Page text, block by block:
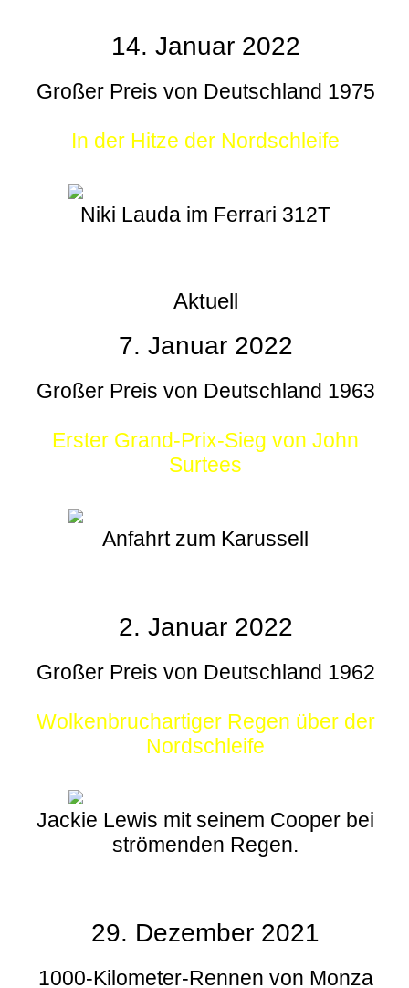
14. Januar 2022
Großer Preis von Deutschland 1975
In der Hitze der Nordschleife
Niki Lauda im Ferrari 312T
Aktuell
7. Januar 2022
Großer Preis von Deutschland 1963
Erster Grand-Prix-Sieg von John
Surtees
Anfahrt zum Karussell
2. Januar 2022
Großer Preis von Deutschland 1962
Wolkenbruchartiger Regen über der
Nordschleife
Jackie Lewis mit seinem Cooper bei
strömenden Regen.
29. Dezember 2021
1000-Kilometer-Rennen von Monza